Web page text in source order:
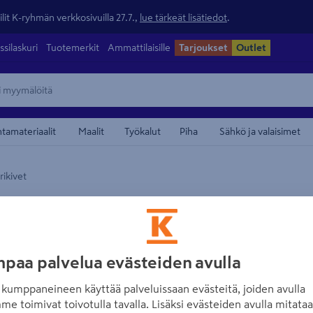
K-ryhmän verkkosivuilla 27.7., lue tärkeät lisätiedot
Tuotemerkit Ammattilaisille Tarjoukset Outlet
Maalit Työkalut Piha Sähkö ja valaisimet
Patinoitu
matala harmaa
palvelua evästeiden avulla
käyttää palveluissaan evästeitä, joiden avulla
toimivat toivotulla tavalla. Lisäksi evästeiden avulla